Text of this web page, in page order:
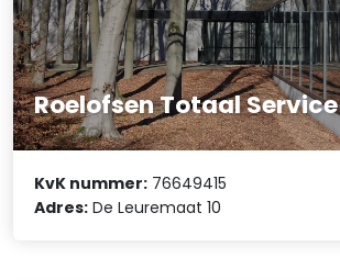
Roelofsen Totaal Service
KvK nummer: 76649415
Adres: De Leuremaat 10